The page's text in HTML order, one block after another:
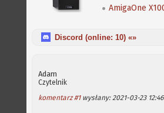
Discord (online: 10) «»
Adam
Czytelnik
komentarz #1wysłany: 2021-03-23 12:46